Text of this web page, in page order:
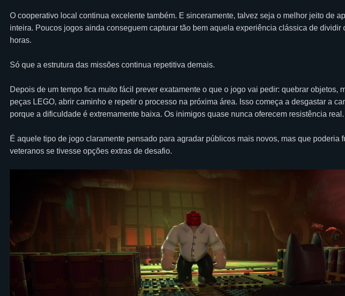
O cooperativo local continua excelente também. E sinceramente, talvez seja o melhor jeito de
inteira. Poucos jogos ainda conseguem capturar tão bem aquela experiência clássica de dividir
horas.
Só que a estrutura das missões continua repetitiva demais.
Depois de um tempo fica muito fácil prever exatamente o que o jogo vai pedir: quebrar objetos,
peças LEGO, abrir caminho e repetir o processo na próxima área. Isso começa a desgastar a
porque a dificuldade é extremamente baixa. Os inimigos quase nunca oferecem resistência real.
É aquele tipo de jogo claramente pensado para agradar públicos mais novos, mas que poderia
veteranos se tivesse opções extras de desafio.